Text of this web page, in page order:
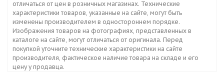
отличаться от цен в розничных магазинах. Технические
характеристики товаров, указанные на сайте, могут быть
изменены производителем в одностороннем порядке.
Изображения товаров на фотографиях, представленных в
каталоге на сайте, могут отличаться от оригинала. Перед
покупкой уточните технические характеристики на сайте
производителя, фактическое наличие товара на складе и его
цену у продавца.